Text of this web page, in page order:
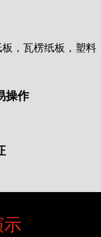
，瓦楞纸板，塑料
操作
示